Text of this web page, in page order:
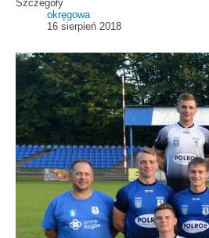
Szczegóły
okręgowa
16 sierpień 2018